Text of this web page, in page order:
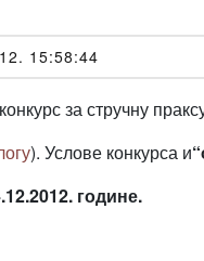
15:58:44
за стручну
). Услове конкурса и
године.